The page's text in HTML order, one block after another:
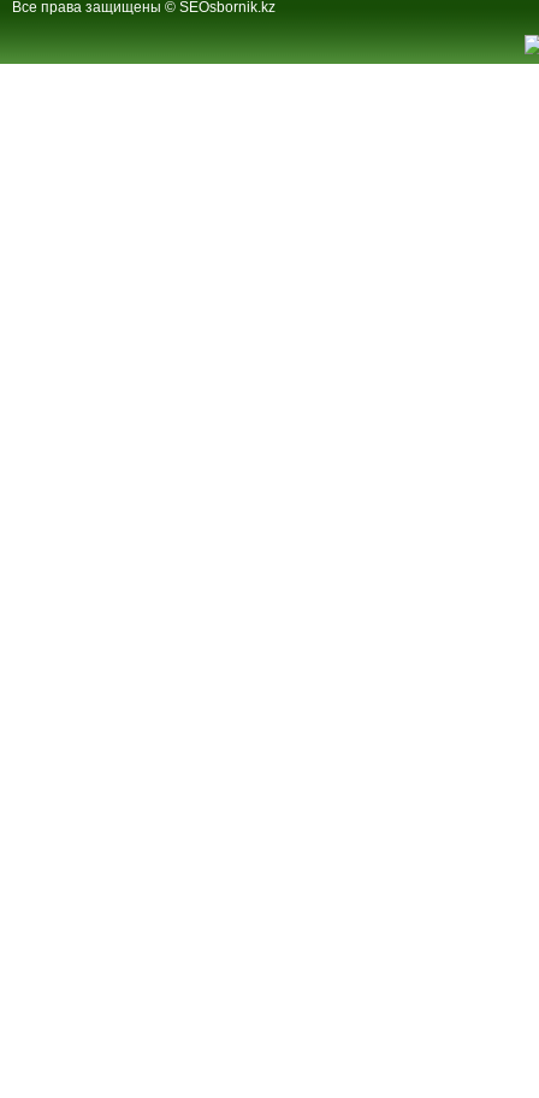
Все права защищены © SEOsbornik.kz